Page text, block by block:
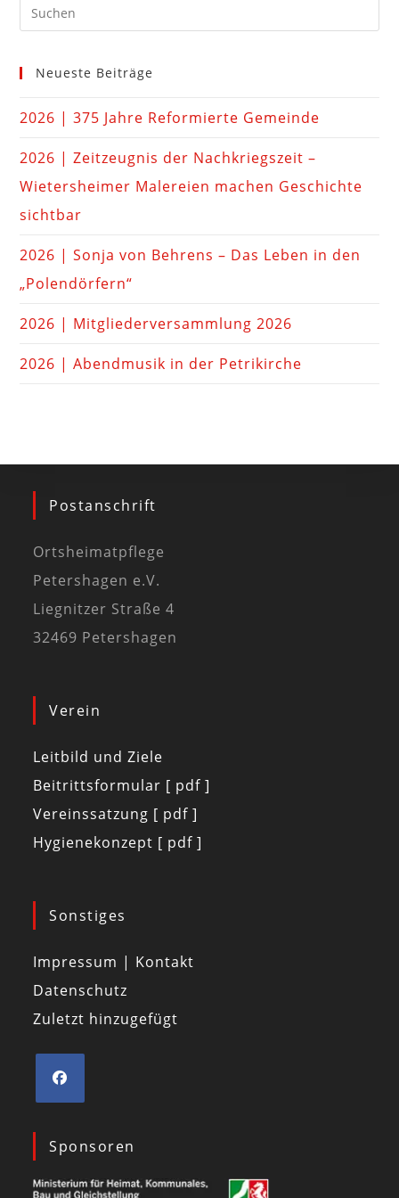
Neueste Beiträge
2026 | 375 Jahre Reformierte Gemeinde
2026 | Zeitzeugnis der Nachkriegszeit –
Wietersheimer Malereien machen Geschichte
sichtbar
2026 | Sonja von Behrens – Das Leben in den
„Polendörfern“
2026 | Mitgliederversammlung 2026
2026 | Abendmusik in der Petrikirche
Postanschrift
Ortsheimatpflege
Petershagen e.V.
Liegnitzer Straße 4
32469 Petershagen
Verein
Leitbild und Ziele
Beitrittsformular [ pdf ]
Vereinssatzung [ pdf ]
Hygienekonzept [ pdf ]
Sonstiges
Impressum | Kontakt
Datenschutz
Zuletzt hinzugefügt
Sponsoren